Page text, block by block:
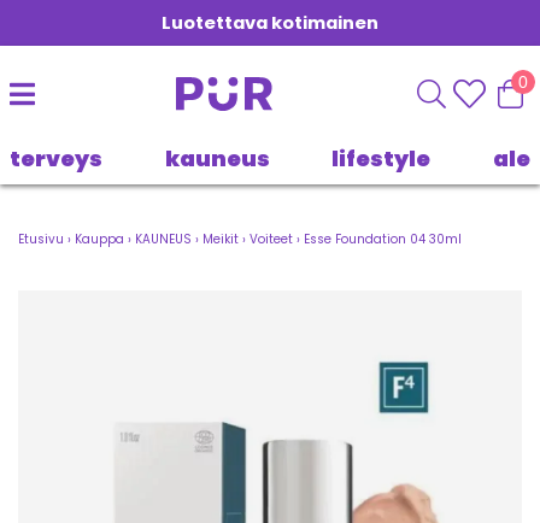
Luotettava kotimainen
0
terveys kauneus lifestyle ale
Etusivu › Kauppa › KAUNEUS › Meikit › Voiteet › Esse Foundation 04 30ml